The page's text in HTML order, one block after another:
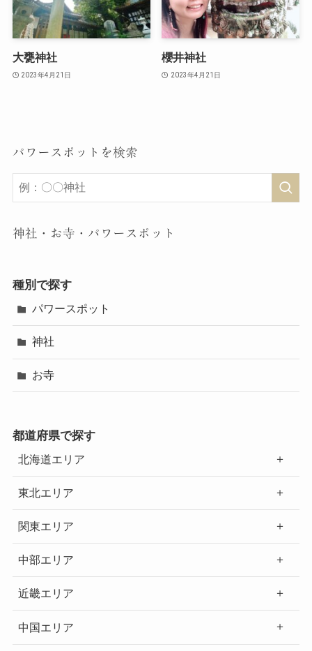
大甕神社
2023年4月21日
櫻井神社
2023年4月21日
パワースポットを検索
神社・お寺・パワースポット
種別で探す
パワースポット
神社
お寺
都道府県で探す
北海道エリア
東北エリア
関東エリア
中部エリア
近畿エリア
中国エリア